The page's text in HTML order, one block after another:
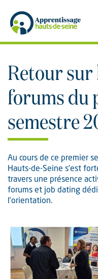
contenu
recherche
Retour sur
forums du
semestre
Au cours de ce premier
Hauts-de-Seine s’est
travers une présence
forums et job dating
l’orientation.